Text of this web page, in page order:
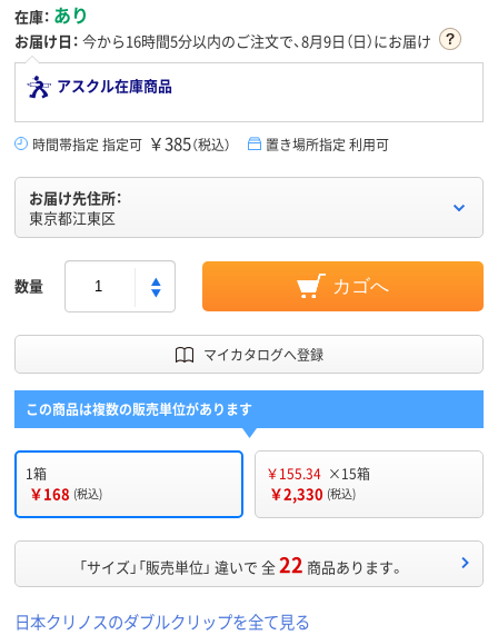
在庫： あり
お届け日： 今から16時間5分以内のご注文で、8月9日（日）にお届け
アスクル在庫商品
時間帯指定 指定可 ￥385（税込） 置き場所指定 利用可
お届け先住所：
東京都江東区
数量 カゴへ
マイカタログへ登録
この商品は複数の販売単位があります
1箱
￥168 (税込)
￥155.34 ×15箱
￥2,330 (税込)
「サイズ」「販売単位」 違いで 全22 商品あります。
日本クリノスのダブルクリップを全て見る